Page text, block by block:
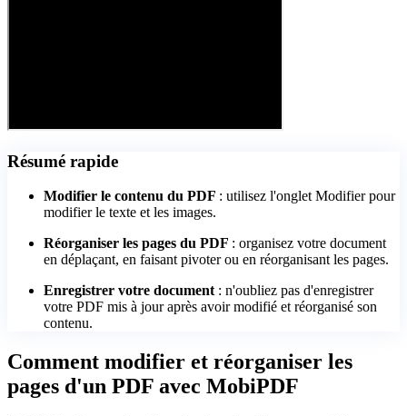
Résumé rapide
Modifier le contenu du PDF : utilisez l'onglet Modifier pour
modifier le texte et les images.
Réorganiser les pages du PDF : organisez votre document
en déplaçant, en faisant pivoter ou en réorganisant les pages.
Enregistrer votre document : n'oubliez pas d'enregistrer
votre PDF mis à jour après avoir modifié et réorganisé son
contenu.
Comment modifier et réorganiser les
pages d'un PDF avec MobiPDF